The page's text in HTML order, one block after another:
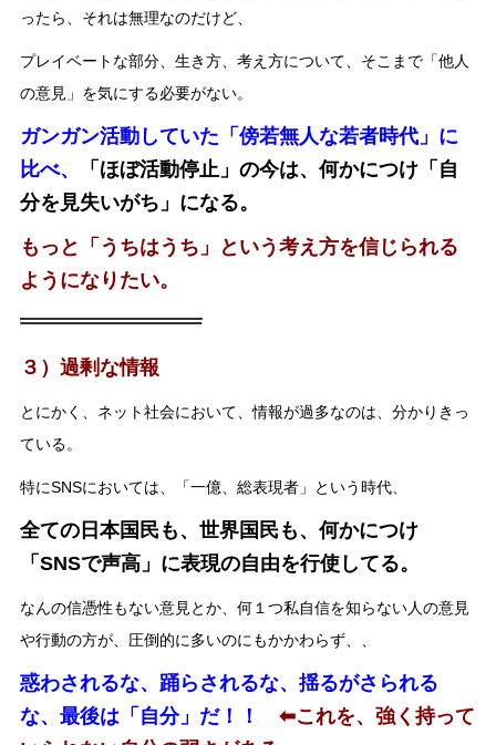
ったら、それは無理なのだけど、
プレイベートな部分、生き方、考え方について、そこまで「他人
の意見」を気にする必要がない。
ガンガン活動していた「傍若無人な若者時代」に
比べ、
「ほぼ活動停止」の今は、何かにつけ「自
分を見失いがち」になる。
もっと「うちはうち」という考え方を信じられる
ようになりたい。
３）過剰な情報
とにかく、ネット社会において、情報が過多なのは、分かりきっ
ている。
特にSNSにおいては、「一億、総表現者」という時代、
全ての日本国民も、世界国民も、何かにつけ
「SNSで声高」に表現の自由を行使してる。
なんの信憑性もない意見とか、何１つ私自信を知らない人の意見
や行動の方が、圧倒的に多いのにもかかわらず、、
惑わされるな、踊らされるな、揺るがさられる
な、最後は「自分」だ！！ ⬅︎これを、強く持って